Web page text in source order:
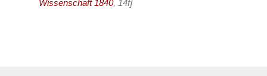
Wissenschaft 1840, 14f]